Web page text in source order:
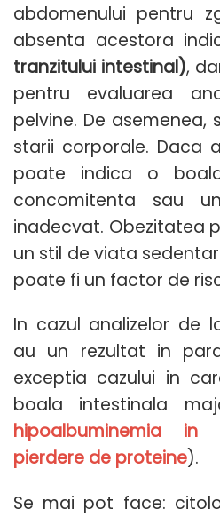
abdomenului pentru
absenta acestora
tranzitului intestinal),
pentru evaluarea
pelvine. De asemenea,
starii corporale. Daca
poate indica o
concomitenta sau
inadecvat. Obezitatea
un stil de viata
poate fi un factor de
In cazul analizelor de
au un rezultat in
exceptia cazului in
boala intestinala
hipoalbuminemia in
pierdere de proteine).
Se mai pot face: